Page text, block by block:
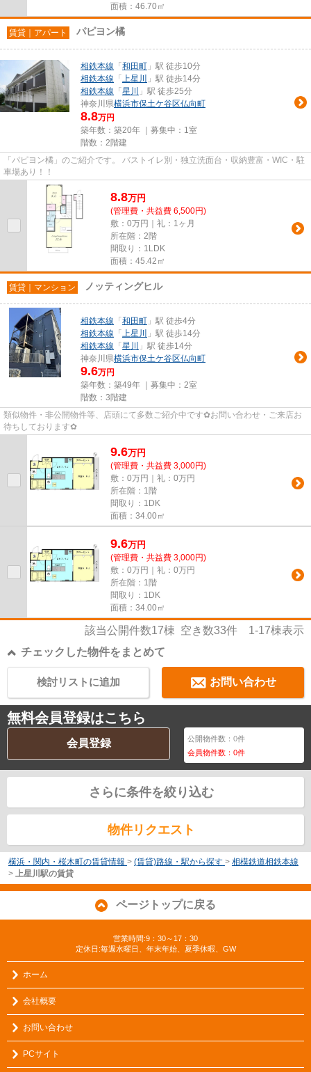
面積：46.70㎡
賃貸｜アパート パピヨン橘
相鉄本線 「 和田町 」駅 徒歩10分
相鉄本線 「 上星川
」駅 徒歩14分
相鉄本線 「 星川
」駅 徒歩25分
神奈川県横浜市保土ケ谷区仏向町
8.8万円
築年数：築20年 ｜募集中： 1室
階数：2階建
「パピヨン橘」のご紹介です。 バストイレ別・独立洗面台・収納豊富・WIC・駐
車場あり！！
8.8万円
(管理費・共益費 6,500円)
敷：0万円｜礼：1ヶ月
所在階：2階
間取り：1LDK
面積：45.42㎡
賃貸｜マンション ノッティングヒル
相鉄本線 「 和田町 」駅 徒歩4分
相鉄本線 「 上星川
」駅 徒歩14分
相鉄本線 「 星川
」駅 徒歩14分
神奈川県横浜市保土ケ谷区仏向町
9.6万円
築年数：築49年 ｜募集中： 2室
階数：3階建
類似物件・非公開物件等、店頭にて多数ご紹介中です✿お問い合わせ・ご来店お
待ちしております✿
9.6万円
(管理費・共益費 3,000円)
敷：0万円｜礼：0万円
所在階：1階
間取り：1DK
面積：34.00㎡
9.6万円
(管理費・共益費 3,000円)
敷：0万円｜礼：0万円
所在階：1階
間取り：1DK
面積：34.00㎡
該当公開件数17棟 空き数33件 1-17棟表示
チェックした物件をまとめて
お問い合わせ
検討リストに追加
無料会員登録はこちら
会員登録 公開物件数：0件
会員物件数：0件
さらに条件を絞り込む
物件リクエスト
横浜・関内・桜木町の賃貸情報 > (賃貸)路線・駅から探す > 相模鉄道相鉄本線
> 上星川駅の賃貸
ページトップに戻る
営業時間:9：30～17：30
定休日:毎週水曜日、年末年始、夏季休暇、GW
ホーム
会社概要
お問い合わせ
PCサイト